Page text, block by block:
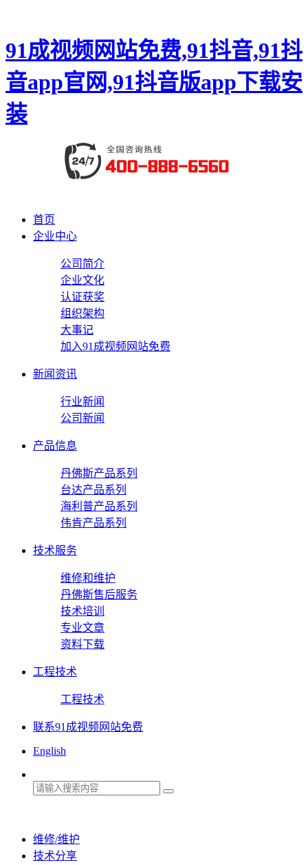
91成视频网站免费,91抖音,91抖
音app官网,91抖音版app下载安
装
首页
企业中心
公司简介
企业文化
认证获奖
组织架构
大事记
加入91成视频网站免费
新闻资讯
行业新闻
公司新闻
产品信息
丹佛斯产品系列
台达产品系列
海利普产品系列
伟肯产品系列
技术服务
维修和维护
丹佛斯售后服务
技术培训
专业文章
资料下载
工程技术
工程技术
联系91成视频网站免费
English
维修/维护
技术分享